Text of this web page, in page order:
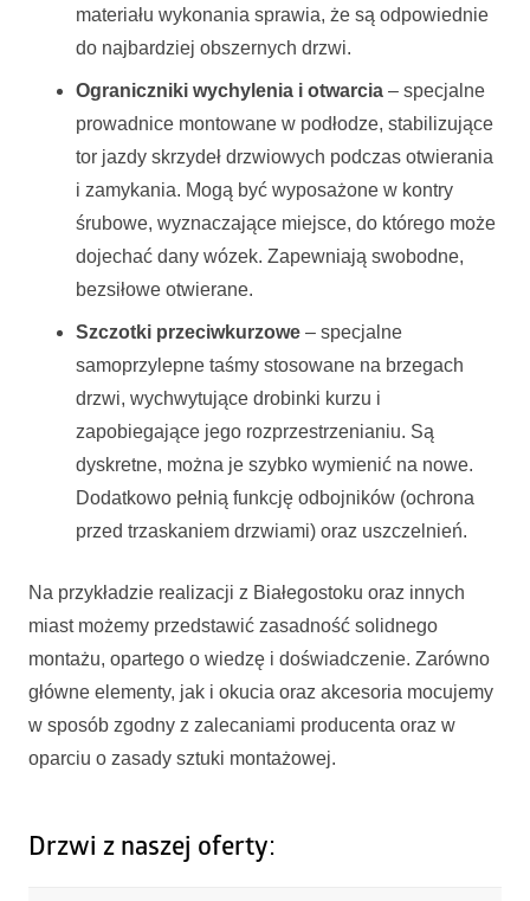
materiału wykonania sprawia, że są odpowiednie
do najbardziej obszernych drzwi.
Ograniczniki wychylenia i otwarcia – specjalne
prowadnice montowane w podłodze, stabilizujące
tor jazdy skrzydeł drzwiowych podczas otwierania
i zamykania. Mogą być wyposażone w kontry
śrubowe, wyznaczające miejsce, do którego może
dojechać dany wózek. Zapewniają swobodne,
bezsiłowe otwierane.
Szczotki przeciwkurzowe – specjalne
samoprzylepne taśmy stosowane na brzegach
drzwi, wychwytujące drobinki kurzu i
zapobiegające jego rozprzestrzenianiu. Są
dyskretne, można je szybko wymienić na nowe.
Dodatkowo pełnią funkcję odbojników (ochrona
przed trzaskaniem drzwiami) oraz uszczelnień.
Na przykładzie realizacji z Białegostoku oraz innych
miast możemy przedstawić zasadność solidnego
montażu, opartego o wiedzę i doświadczenie. Zarówno
główne elementy, jak i okucia oraz akcesoria mocujemy
w sposób zgodny z zalecaniami producenta oraz w
oparciu o zasady sztuki montażowej.
Drzwi z naszej oferty: